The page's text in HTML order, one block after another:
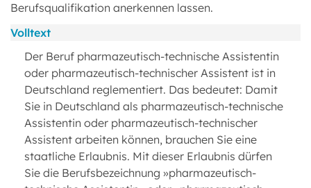
Berufsqualifikation anerkennen lassen.
Volltext
Der Beruf pharmazeutisch-technische Assistentin
oder pharmazeutisch-technischer Assistent ist in
Deutschland reglementiert. Das bedeutet: Damit
Sie in Deutschland als pharmazeutisch-technische
Assistentin oder pharmazeutisch-technischer
Assistent arbeiten können, brauchen Sie eine
staatliche Erlaubnis. Mit dieser Erlaubnis dürfen
Sie die Berufsbezeichnung »pharmazeutisch-